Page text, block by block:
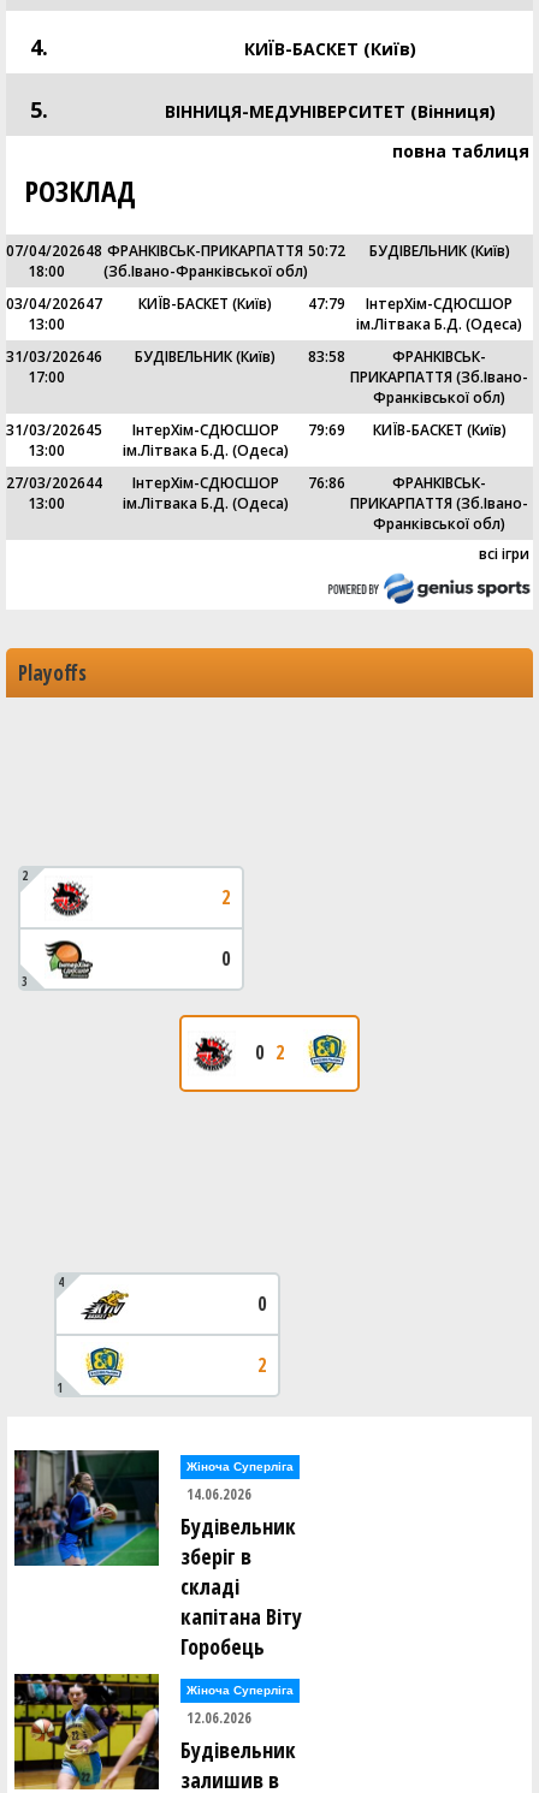
4. КИЇВ-БАСКЕТ (Київ)
5.
ВІННИЦЯ-МЕДУНІВЕРСИТЕТ (Вінниця)
повна таблиця
РОЗКЛАД
07/04/2026
18:00
48 ФРАНКІВСЬК-ПРИКАРПАТТЯ
(Зб.Івано-Франківської обл)
50:72 БУДІВЕЛЬНИК (Київ)
03/04/2026
13:00
47 КИЇВ-БАСКЕТ (Київ) 47:79
ІнтерХім-СДЮСШОР
ім.Літвака Б.Д. (Одеса)
31/03/2026
17:00
46 БУДІВЕЛЬНИК (Київ) 83:58
ФРАНКІВСЬК-
ПРИКАРПАТТЯ (Зб.Івано-
Франківської обл)
31/03/2026
13:00
45
ІнтерХім-СДЮСШОР
ім.Літвака Б.Д. (Одеса)
79:69 КИЇВ-БАСКЕТ (Київ)
27/03/2026
13:00
44
ІнтерХім-СДЮСШОР
ім.Літвака Б.Д. (Одеса)
76:86
ФРАНКІВСЬК-
ПРИКАРПАТТЯ (Зб.Івано-
Франківської обл)
всі ігри
Playoffs
2
2
3
0
0 2
4
0
1
2
Жіноча Суперліга
14.06.2026
Будівельник
зберіг в
складі
капітана Віту
Горобець
Жіноча Суперліга
12.06.2026
Будівельник
залишив в